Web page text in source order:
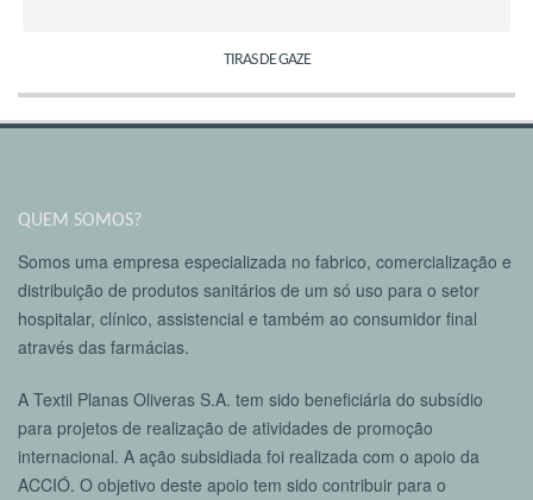
TIRAS DE GAZE
QUEM SOMOS?
Somos uma empresa especializada no fabrico, comercialização e
distribuição de produtos sanitários de um só uso para o setor
hospitalar, clínico, assistencial e também ao consumidor final
através das farmácias.
A Textil Planas Oliveras S.A. tem sido beneficiária do subsídio
para projetos de realização de atividades de promoção
internacional. A ação subsidiada foi realizada com o apoio da
ACCIÓ. O objetivo deste apoio tem sido contribuir para o